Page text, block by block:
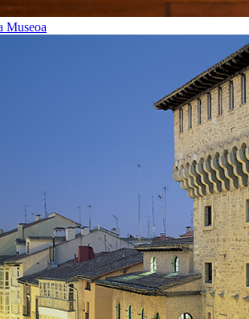
Museoa